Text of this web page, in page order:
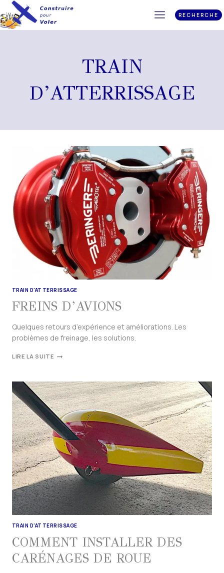
RECHERCHE
TRAIN
D’ATTERRISSAGE
TRAIN D'ATTERRISSAGE
FREINS D’AVIONS
Quelques retours d’expérience et améliorations. Les
problèmes de freinage, les solutions.
LIRE LA SUITE
TRAIN D'ATTERRISSAGE
COMMENT INSTALLER DES
CARÉNAGES DE ROUE